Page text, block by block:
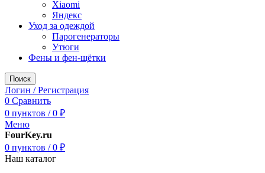
Xiaomi
Яндекс
Уход за одеждой
Парогенераторы
Утюги
Фены и фен-щётки
Поиск
Логин / Регистрация
0 Сравнить
0 пунктов / 0 ₽
Меню
FourKey.ru
0 пунктов / 0 ₽
Наш каталог